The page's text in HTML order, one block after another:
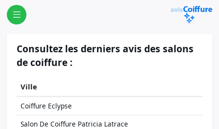
Consultez les derniers avis des salons
de coiffure :
Ville
Coiffure Eclypse
Salon De Coiffure Patricia Latrace